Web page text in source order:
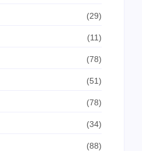
(29)
(11)
(78)
(51)
(78)
(34)
(88)